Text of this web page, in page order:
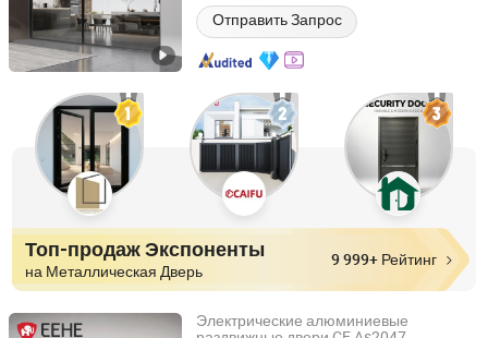
Отправить Запрос
Топ-продаж Экспоненты
на Металлическая Дверь
9 999+ Рейтинг
Электрические алюминиевые